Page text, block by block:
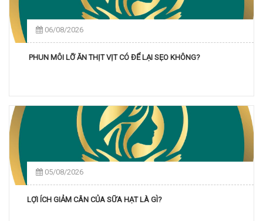
06/08/2026
PHUN MÔI LỠ ĂN THỊT VỊT CÓ ĐỂ LẠI SẸO KHÔNG?
05/08/2026
LỢI ÍCH GIẢM CÂN CỦA SỮA HẠT LÀ GÌ?